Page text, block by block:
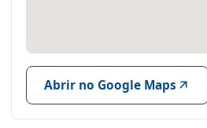
Abrir no Google Maps